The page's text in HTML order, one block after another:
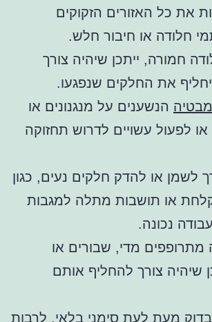
את כל האזורים הזקוקים
חלודה או חיבור חלש.
חמורה, ייתכן שיהיה צורך
את החלקים שנפגעו.
הנשענים על מנגנונים או
או לפעול עשויים לדרוש תחזוקה
לשמן או להדק חלקים נעים, כגון
או תושבות מתלה למגבות
נכונה.
מדי, שבורים או
שיהיה צורך להחליף אותם
מעת לעת סימני בלאי, לרבות